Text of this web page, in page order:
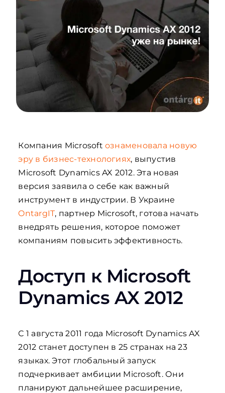
Компания Microsoft ознаменовала новую
эру в бизнес-технологиях, выпустив
Microsoft Dynamics AX 2012. Эта новая
версия заявила о себе как важный
инструмент в индустрии. В Украине
OntargIT, партнер Microsoft, готова начать
внедрять решения, которое поможет
компаниям повысить эффективность.
Доступ к Microsoft
Dynamics AX 2012
С 1 августа 2011 года Microsoft Dynamics AX
2012 станет доступен в 25 странах на 23
языках. Этот глобальный запуск
подчеркивает амбиции Microsoft. Они
планируют дальнейшее расширение,